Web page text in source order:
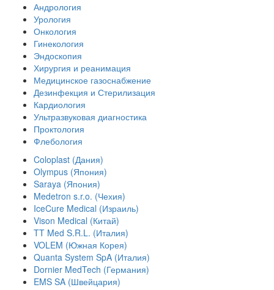
Андрология
Урология
Онкология
Гинекология
Эндоскопия
Хирургия и реанимация
Медицинское газоснабжение
Дезинфекция и Стерилизация
Кардиология
Ультразвуковая диагностика
Проктология
Флебология
Coloplast (Дания)
Olympus (Япония)
Saraya (Япония)
Medetron s.r.o. (Чехия)
IceCure Medical (Израиль)
Vison Medical (Китай)
TT Med S.R.L. (Италия)
VOLEM (Южная Корея)
Quanta System SpA (Италия)
Dornier MedTech (Германия)
EMS SA (Швейцария)